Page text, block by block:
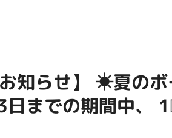
店募集
お知らせ】 ☀夏の
までの期間中、